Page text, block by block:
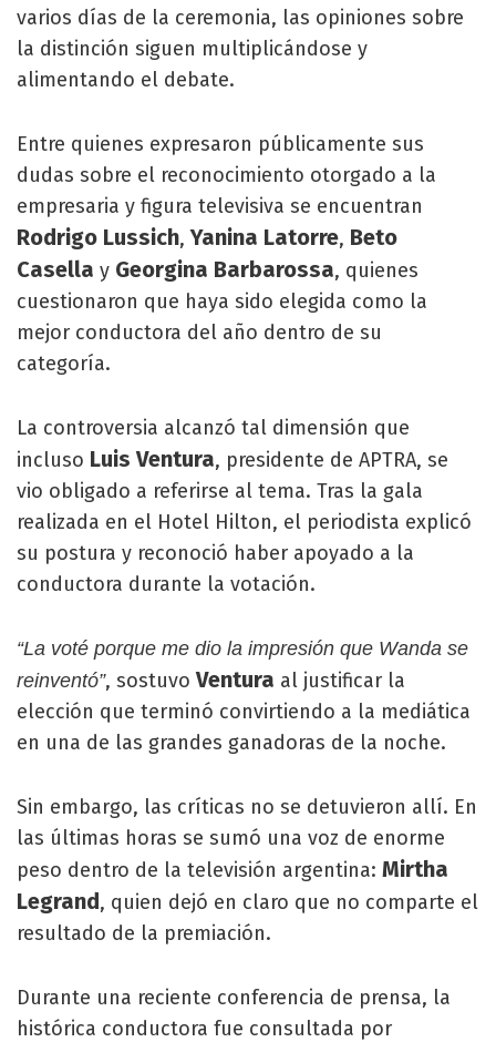
varios días de la ceremonia, las opiniones sobre
la distinción siguen multiplicándose y
alimentando el debate.
Entre quienes expresaron públicamente sus
dudas sobre el reconocimiento otorgado a la
empresaria y figura televisiva se encuentran
Rodrigo Lussich,Yanina Latorre, Beto
Casella y Georgina Barbarossa, quienes
cuestionaron que haya sido elegida como la
mejor conductora del año dentro de su
categoría.
La controversia alcanzó tal dimensión que
incluso Luis Ventura, presidente de APTRA, se
vio obligado a referirse al tema. Tras la gala
realizada en el Hotel Hilton, el periodista explicó
su postura y reconoció haber apoyado a la
conductora durante la votación.
“La voté porque me dio la impresión que Wanda se
reinventó”, sostuvo Ventura al justificar la
elección que terminó convirtiendo a la mediática
en una de las grandes ganadoras de la noche.
Sin embargo, las críticas no se detuvieron allí. En
las últimas horas se sumó una voz de enorme
peso dentro de la televisión argentina: Mirtha
Legrand, quien dejó en claro que no comparte el
resultado de la premiación.
Durante una reciente conferencia de prensa, la
histórica conductora fue consultada por